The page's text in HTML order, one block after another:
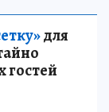
для
гостей